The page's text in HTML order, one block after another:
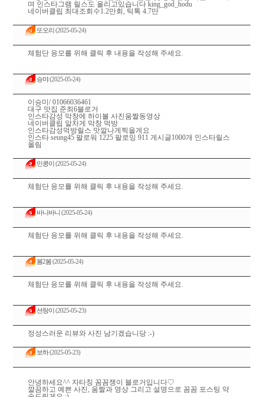
며 인스타그램 릴스도 올리고있습니다 king_god_hodu
네이버클립 최대조회수1.2만회, 틱톡 4.7만
또오리(2025-05-24)
체험단 응모를 위해 클릭 후 내용을 작성해 주세요.
승먀(2025-05-24)
이승미/ 01066036461
대구 맛집 준최6블로거
인스타감성 막창에 하이볼 사진움짤동영상
네이버클립 알차게 막창 먹방
인스타감성먹방릴스 맛깔나게찍을게요
인스타 seung45 팔로워 1225 팔로잉 911 게시글1000개 인스타릴스
올림
민콩이(2025-05-24)
체험단 응모를 위해 클릭 후 내용을 작성해 주세요.
바니바니(2025-05-24)
체험단 응모를 위해 클릭 후 내용을 작성해 주세요.
봄2봄(2025-05-24)
체험단 응모를 위해 클릭 후 내용을 작성해 주세요.
션랑이(2025-05-23)
정성스러운 리뷰와 사진 남기겠습니당 :-)
보하(2025-05-23)
안녕하세요^^ 자타칭 꼼꼼쟁이 블로거입니다♡
깔끔하고 예쁜 사진, 움짤과 영상 그리고 설명으로 꼼꼼 포스팅 약